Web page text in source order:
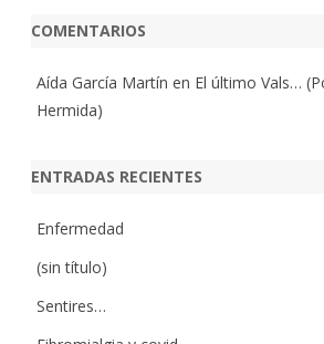
COMENTARIOS
Aída García Martín en El último Vals…
Hermida)
ENTRADAS RECIENTES
Enfermedad
(sin título)
Sentires…